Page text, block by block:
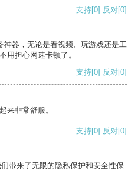
支持[0] 反对[0]
神器，无论是看视频、玩游戏还是工
用担心网速卡顿了。
支持[0] 反对[0]
来非常舒服。
支持[0] 反对[0]
带来了无限的隐私保护和安全性保